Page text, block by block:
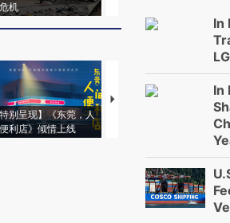
机
特别呈现】《东莞，人
利店》倾情上线
【推广】走进第四届链博
会，让数智科技“链”接产
In
In